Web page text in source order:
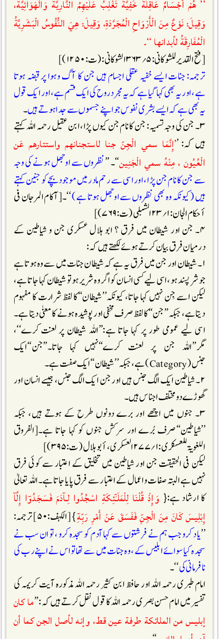
’’ هُمْ أَجْسَامٌ عَاقِلَةٌ خَفِيَّةٌ تَغْلِبُ عَلَيْهِمُ النَّارِيَّةُ وَالْهَوَائِيَّةُ،
وَقِيلَ: نَوْعٌ مِنَ الْأَرْوَاحِ الْمُجَرَّدَةِ، وَقِيلَ: هِيَ النُّفُوسُ الْبَشَرِيَّةُ
الْمُفَارِقَةُ لأبدانها ‘‘۔
[فتح القدیر للشوکانی:۵؍۳۶۳ الشوکانی :(ت:۱۲۵۰)]
ترجمہ: جنات ایسے خفیہ عقلی اجسام ہیں جن کا آگ وہوا پر قبضہ ہوتا
ہے، اور یہ بھی کہا گیا ہے کہ یہ مجرد روح کی ایک قسم ہے، اور ایک قول
یہ بھی ہے کہ ایسے بشری نفوس جو اپنے جسموں سے جدا ہوتے ہیں۔
۳۔ جن کی وجہ تسمیہ: جن کا نام جن کیوں پڑا، ابن عقیل رحمہ اللہ کہتے
ہیں کہ: ’’إِنَّمَا سمي الْجِنّ جنا لاستجنانهم واستتارهم عَن
الْعُيُون ، مِنْهُ سمي الْجَنِين‘‘۔ ’’نظروں سے اوجھل ہونے کی وجہ
سے جن کا نام جن پڑا ، اور اسی سے رحم مادر میں موجود بچے کو جنین کہتے
ہیں (کیونکہ وہ بھی نظروں سے اوجھل ہوتا ہے )‘‘۔[آکام المرجان فی
أحکام الجان:۱؍۲۳ الشبلی (ت:۷۶۹)]
۴۔ جن اور شیطان میں فرق ؟ ابو ہلال عسکری جن و شیاطین کے
درمیان فرق بیان کرتے ہوئے لکھتے ہیں کہ :
۱۔ شیطان اور جن میں فرق یہ ہے کہ شیطان جنات میں سے وہ ہوتا ہے
جو شر پسند ہو، اسی لیے کسی انسان کو اگر وہ شریر ہو تو شیطان کہا جاتا ہے،
لیکن اسے جِن نہیں کہا جاتا، کیونکہ’’شیطان‘‘کا لفظ شرارت کا مفہوم
دیتا ہے، جبکہ ’’جن‘‘کا لفظ صرف مخفی اور پوشیدہ ہونے کا معنیٰ دیتا ہے۔
اسی لیے عمومی طور پر کہا جاتا ہے:’’اللہ شیطان پر لعنت کرے‘‘،
مگر’’اللہ جن پر لعنت کرے‘‘نہیں کہا جاتا۔’’جن‘‘ایک
جنس( Category) ہے، جبکہ’’شیطان‘‘ایک صفت ہے۔
۲۔ شیاطین ایک الگ جنس ہیں اور جن ایک الگ جنس، جیسے انسان اور
گھوڑے دو مختلف اجناس ہیں۔
۳۔ جنوں میں اچھے اور برے دونوں طرح کے ہوتے ہیں، جبکہ
’’شیاطین‘‘صرف بُرے اور سرکش جنوں کو کہا جاتا ہے۔[الفروق
اللغویۃ للعسکری:۱؍۲۷۷ العسکری، أبو ہلال (ت:۳۹۵)]
لیکن فی الحقیقت جن اور شیاطین میں تخلیق کے اعتبار سے کوئی فرق
نہیں ہے البتہ صفات و اعمال کے اعتبار سے فرق پایا جاتا ہے۔اللہ تعالیٰ
کا ارشاد ہے:{ وَإِذْ قُلْنَا لِلْمَلَـٰٓئِكَةِ اسْجُدُوا لِـآدَمَ فَسَجَدُوٓا إِلَّآ
إِبْلِيسَ كَانَ مِنَ الْجِنِّ فَفَسَقَ عَنْ أَمْرِ رَبِّهِٓ
} [الکہف:۵۰] ترجمہ:
’’یاد کرو جب ہم نے فرشتوں سے کہا آدم کو سجدہ کرو ، تو ان سب نے
سجدہ کیا سوائے ابلیس کے ، وہ جنات میں سے تھا تو اس نے اپنے رب کی
نافرمانی کی‘‘۔
امام طبری رحمہ اللہ اور حافظ ابن کثیر رحمہ اللہ مذکورہ آیت کریمہ کی
تفسیر میں امام حسن بصری رحمہ اللہ کا قول نقل کرتے ہیں کہ : ’’ما كان
إبليس من الملائكة طرفة عين قط، وإنه لأصل الجن كما أن